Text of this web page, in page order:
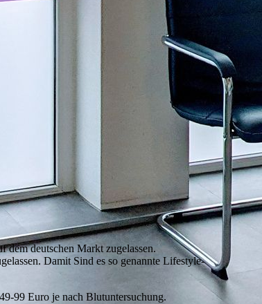
deutschen Markt zugelassen.
Damit Sind es so genannte Lifestyle-
99 Euro je nach Blutuntersuchung.